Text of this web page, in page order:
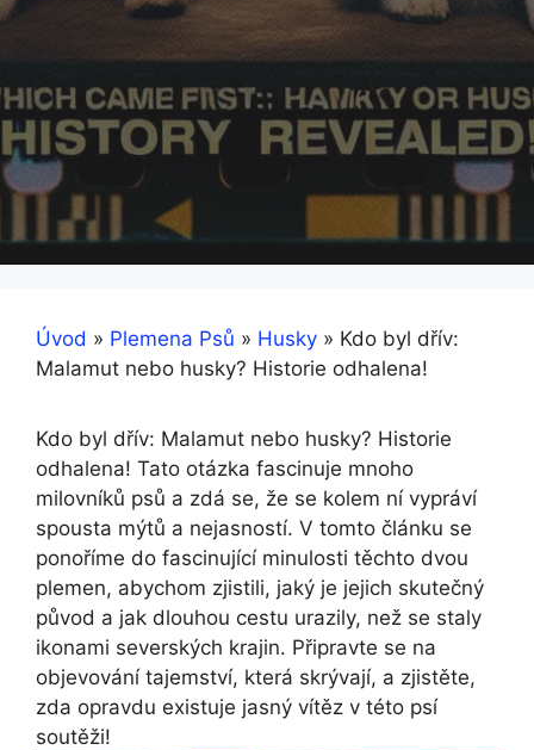
Úvod » Plemena Psů » Husky » Kdo byl dřív:
Malamut nebo husky? Historie odhalena!
Kdo byl dřív: Malamut nebo husky? Historie
odhalena! Tato otázka fascinuje mnoho
milovníků psů a zdá se, že se kolem ní vypráví
spousta mýtů a nejasností. V tomto článku se
ponoříme do fascinující minulosti těchto dvou
plemen, abychom zjistili, jaký je jejich skutečný
původ a jak dlouhou cestu urazily, než se staly
ikonami severských krajin. Připravte se na
objevování tajemství, která skrývají, a zjistěte,
zda opravdu existuje jasný vítěz v této psí
soutěži!